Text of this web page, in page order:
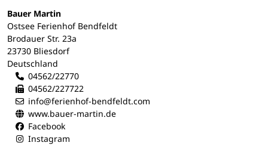
Bauer Martin
Ostsee Ferienhof Bendfeldt
Brodauer Str. 23a
23730 Bliesdorf
Deutschland
04562/22770
04562/227722
info@ferienhof-bendfeldt.com
www.bauer-martin.de
Facebook
Instagram